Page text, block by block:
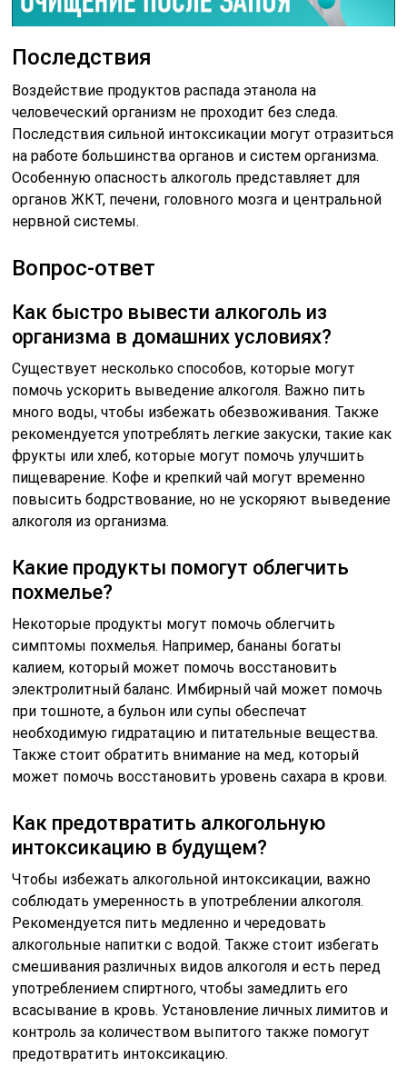
Последствия
Воздействие продуктов распада этанола на
человеческий организм не проходит без следа.
Последствия сильной интоксикации могут отразиться
на работе большинства органов и систем организма.
Особенную опасность алкоголь представляет для
органов ЖКТ, печени, головного мозга и центральной
нервной системы.
Вопрос-ответ
Как быстро вывести алкоголь из
организма в домашних условиях?
Существует несколько способов, которые могут
помочь ускорить выведение алкоголя. Важно пить
много воды, чтобы избежать обезвоживания. Также
рекомендуется употреблять легкие закуски, такие как
фрукты или хлеб, которые могут помочь улучшить
пищеварение. Кофе и крепкий чай могут временно
повысить бодрствование, но не ускоряют выведение
алкоголя из организма.
Какие продукты помогут облегчить
похмелье?
Некоторые продукты могут помочь облегчить
симптомы похмелья. Например, бананы богаты
калием, который может помочь восстановить
электролитный баланс. Имбирный чай может помочь
при тошноте, а бульон или супы обеспечат
необходимую гидратацию и питательные вещества.
Также стоит обратить внимание на мед, который
может помочь восстановить уровень сахара в крови.
Как предотвратить алкогольную
интоксикацию в будущем?
Чтобы избежать алкогольной интоксикации, важно
соблюдать умеренность в употреблении алкоголя.
Рекомендуется пить медленно и чередовать
алкогольные напитки с водой. Также стоит избегать
смешивания различных видов алкоголя и есть перед
употреблением спиртного, чтобы замедлить его
всасывание в кровь. Установление личных лимитов и
контроль за количеством выпитого также помогут
предотвратить интоксикацию.